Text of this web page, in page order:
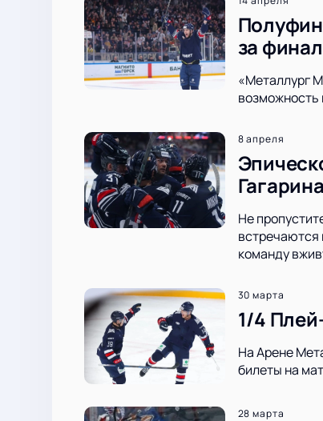
за финал
«Металлург
возможность
8 апреля
Гагарина
Не
команду
30 марта
1/4
На Арене
билеты на
28 марта